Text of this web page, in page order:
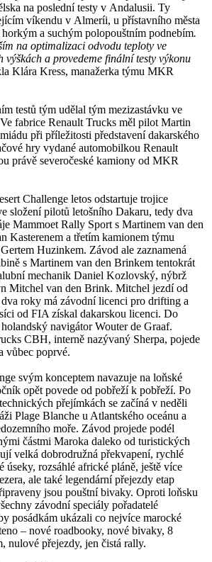
na poslední testy v Andalusii. Ty
víkendu v Almeríi, u přístavního města
a suchým polopouštním podnebím.
na optimalizaci odvodu teploty ve
výškách a provedeme finální testy výkonu
Klára Kress, manažerka týmu MKR
testů tým udělal tým mezizastávku ve
fabrice Renault Trucks měl pilot Martin
při příležitosti představení dakarského
hry vydané automobilkou Renault
právě severočeské kamiony od MKR
Challenge letos odstartuje trojice
složení pilotů letošního Dakaru, tedy dva
Mammoet Rally Sport s Martinem van den
Kasterenem a třetím kamionem týmu
Huzinkem. Závod ale zaznamená
s Martinem van den Brinkem tentokrát
mechanik Daniel Kozlovský, nýbrž
Mitchel van den Brink. Mitchel jezdí od
roky má závodní licenci pro drifting a
od FIA získal dakarskou licenci. Do
navigátor Wouter de Graaf.
CBH, interně nazývaný Sherpa, pojede
vůbec poprvé.
svým konceptem navazuje na loňské
opět povede od pobřeží k pobřeží. Po
přejímkách se začíná v neděli
Plage Blanche u Atlantského oceánu a
moře. Závod projede podél
částmi Maroka daleko od turistických
velká dobrodružná překvapení, rychlé
úseky, rozsáhlé africké pláně, ještě více
ale také legendární přejezdy etap
jsou pouštní bivaky. Oproti loňsku
závodní speciály pořadatelé
posádkám ukázali co nejvíce marocké
– nové roadbooky, nové bivaky, 8
nulové přejezdy, jen čistá rally.